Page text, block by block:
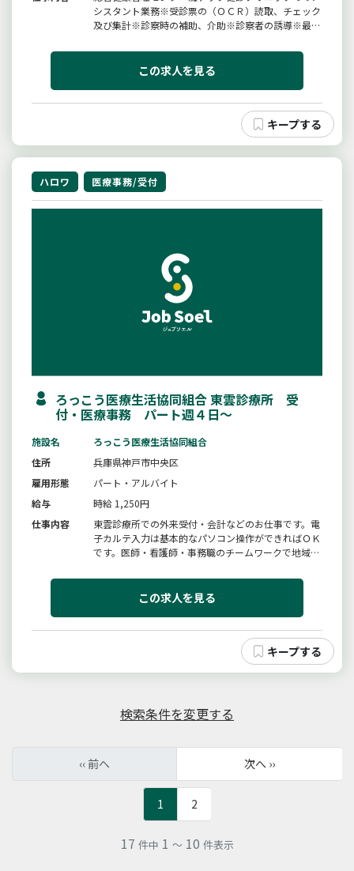
シスタント業務※受診票の（ＯＣＲ）読取、チェック
及び集計※診察時の補助、介助※診察者の誘導※最終
週４日勤務、勤務はシフト表による※週３日勤務の相
談可※就業時間８時３０分〜１３時００分（休憩な
この求人を見る
ハロワ 医療事務/受付
ろっこう医療生活協同組合 東雲診療所 受
付・医療事務 パート週４日〜
施設名
ろっこう医療生活協同組合
住所
兵庫県神戸市中央区
雇用形態
パート・アルバイト
給与
時給 1,250円
仕事内容
東雲診療所での外来受付・会計などのお仕事です。電
子カルテ入力は基本的なパソコン操作ができればＯＫ
です。医師・看護師・事務職のチームワークで地域密
この求人を見る
検索条件を変更する
‹‹ 前へ 次へ ››
1 2
17 件中 1 ～ 10 件表示